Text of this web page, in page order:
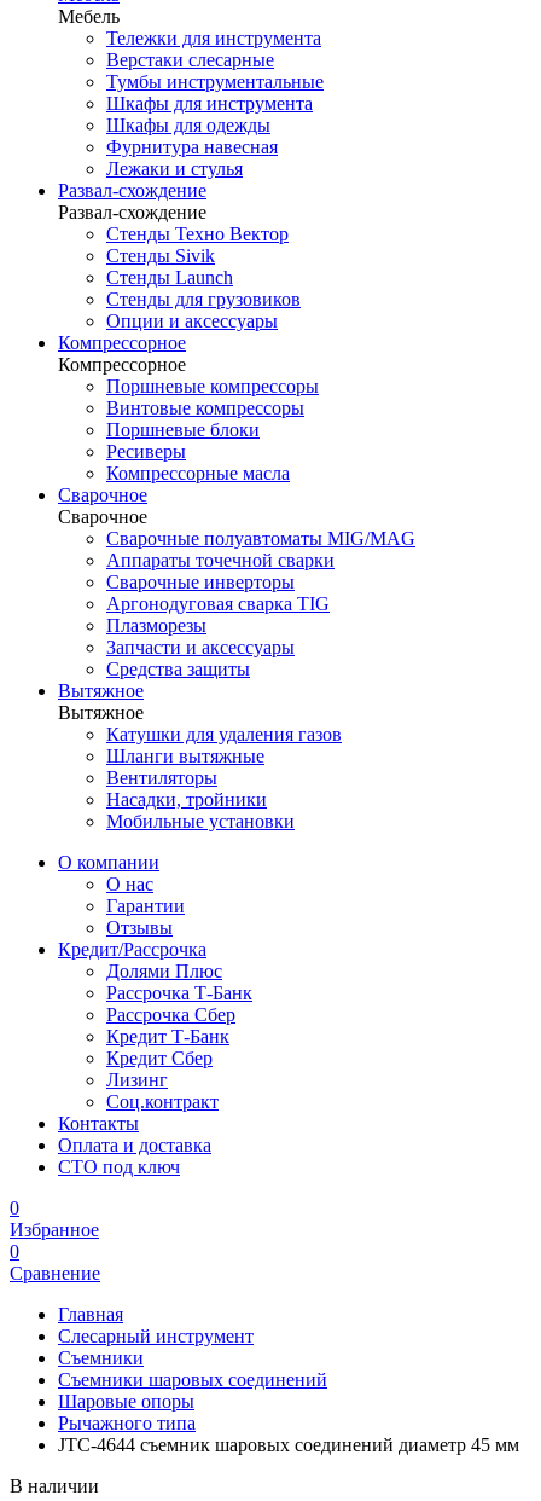
Мебель
Тележки для инструмента
Верстаки слесарные
Тумбы инструментальные
Шкафы для инструмента
Шкафы для одежды
Фурнитура навесная
Лежаки и стулья
Развал-схождение
Развал-схождение
Стенды Техно Вектор
Стенды Sivik
Стенды Launch
Стенды для грузовиков
Опции и аксессуары
Компрессорное
Компрессорное
Поршневые компрессоры
Винтовые компрессоры
Поршневые блоки
Ресиверы
Компрессорные масла
Сварочное
Сварочное
Сварочные полуавтоматы MIG/MAG
Аппараты точечной сварки
Сварочные инверторы
Аргонодуговая сварка TIG
Плазморезы
Запчасти и аксессуары
Средства защиты
Вытяжное
Вытяжное
Катушки для удаления газов
Шланги вытяжные
Вентиляторы
Насадки, тройники
Мобильные установки
О компании
О нас
Гарантии
Отзывы
Кредит/Рассрочка
Долями Плюс
Рассрочка Т-Банк
Рассрочка Сбер
Кредит Т-Банк
Кредит Сбер
Лизинг
Соц.контракт
Контакты
Оплата и доставка
СТО под ключ
0
Избранное
0
Сравнение
Главная
Слесарный инструмент
Съемники
Съемники шаровых соединений
Шаровые опоры
Рычажного типа
JTC-4644 съемник шаровых соединений диаметр 45 мм
В наличии